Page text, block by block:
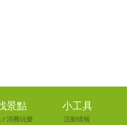
景點
/消費玩樂
小工具
活動情報